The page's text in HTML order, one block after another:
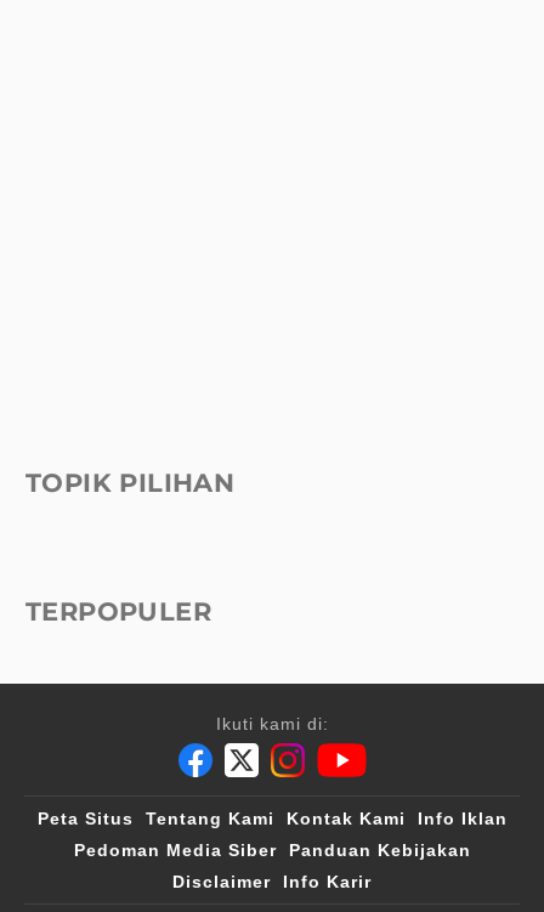
TOPIK PILIHAN
TERPOPULER
Ikuti kami di:
Peta Situs Tentang Kami Kontak Kami
Info Iklan
Pedoman Media Siber
Panduan Kebijakan
Disclaimer
Info Karir